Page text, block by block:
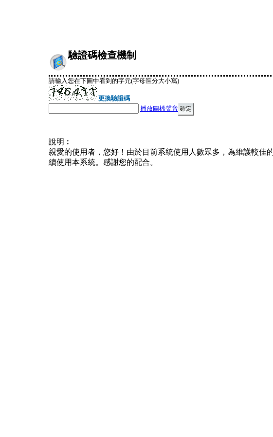
驗證碼檢查機制
請輸入您在下圖中看到的字元(字母區分大小寫)
更換驗證碼
播放圖檔聲音
說明︰
親愛的使用者，您好！由於目前系統使用人數眾多，為維護較佳
續使用本系統。感謝您的配合。